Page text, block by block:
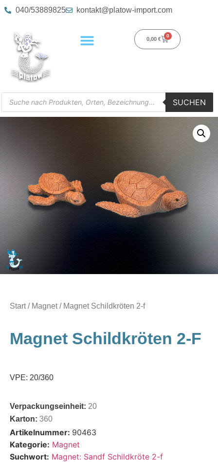
040/53889825 kontakt@platow-import.com
0,00 €
0
SUCHEN
Start/ Magnet/ Magnet Schildkröten 2-f
Magnet Schildkröten 2-F
VPE: 20/360
Verpackungseinheit: 20
Karton: 360
Artikelnummer: 90463
Kategorie: Magnet
Suchwort: Magnet: Sandf Schildkröte 2-f